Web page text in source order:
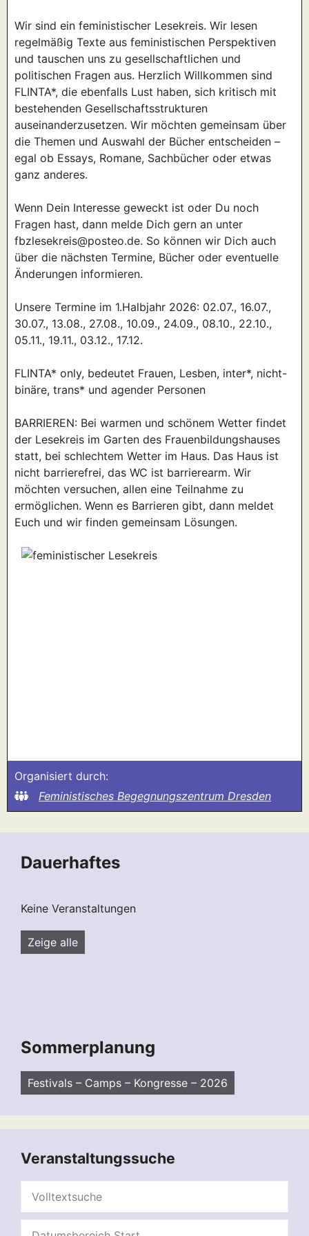
Wir sind ein feministischer Lesekreis. Wir lesen
regelmäßig Texte aus feministischen Perspektiven
und tauschen uns zu gesellschaftlichen und
politischen Fragen aus. Herzlich Willkommen sind
FLINTA*, die ebenfalls Lust haben, sich kritisch mit
bestehenden Gesellschaftsstrukturen
auseinanderzusetzen. Wir möchten gemeinsam über
die Themen und Auswahl der Bücher entscheiden –
egal ob Essays, Romane, Sachbücher oder etwas
ganz anderes.
Wenn Dein Interesse geweckt ist oder Du noch
Fragen hast, dann melde Dich gern an unter
fbzlesekreis@posteo.de. So können wir Dich auch
über die nächsten Termine, Bücher oder eventuelle
Änderungen informieren.
Unsere Termine im 1.Halbjahr 2026: 02.07., 16.07.,
30.07., 13.08., 27.08., 10.09., 24.09., 08.10., 22.10.,
05.11., 19.11., 03.12., 17.12.
FLINTA* only, bedeutet Frauen, Lesben, inter*, nicht-
binäre, trans* und agender Personen
BARRIEREN: Bei warmen und schönem Wetter findet
der Lesekreis im Garten des Frauenbildungshauses
statt, bei schlechtem Wetter im Haus. Das Haus ist
nicht barrierefrei, das WC ist barrierearm. Wir
möchten versuchen, allen eine Teilnahme zu
ermöglichen. Wenn es Barrieren gibt, dann meldet
Euch und wir finden gemeinsam Lösungen.
Organisiert durch:
Feministisches Begegnungszentrum Dresden
Dauerhaftes
Keine Veranstaltungen
Zeige alle
Sommerplanung
Festivals – Camps – Kongresse – 2026
Veranstaltungssuche